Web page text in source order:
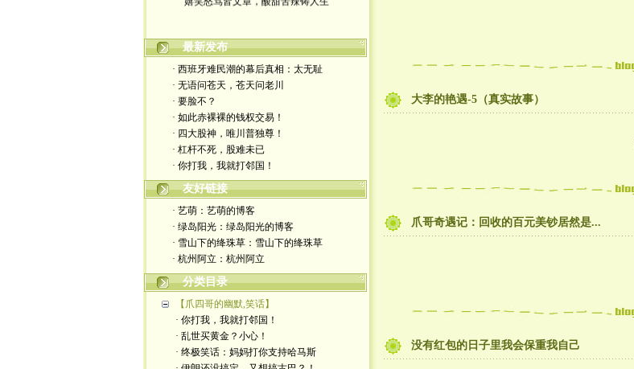
最新发布
· 西班牙难民潮的幕后真相：太无耻
· 无语问苍天，苍天问老川
· 要脸不？
· 如此赤裸裸的钱权交易！
· 四大股神，唯川普独尊！
· 杠杆不死，股难未已
· 你打我，我就打邻国！
友好链接
· 艺萌：艺萌的博客
· 绿岛阳光：绿岛阳光的博客
· 雪山下的绛珠草：雪山下的绛珠草
· 杭州阿立：杭州阿立
分类目录
【爪四哥的幽默,笑话】
· 你打我，我就打邻国！
· 乱世买黄金？小心！
· 终极笑话：妈妈打你支持哈马斯
大李的艳遇-5（真实故事）
爪哥奇遇记：回收的百元美钞居然是...
没有红包的日子里我会保重我自己